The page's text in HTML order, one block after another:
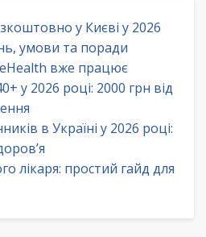
у Києві у 2026
умови та поради
eHealth вже працює
у 2026 році: 2000 грн від
в Україні у 2026 році:
лікаря: простий гайд для